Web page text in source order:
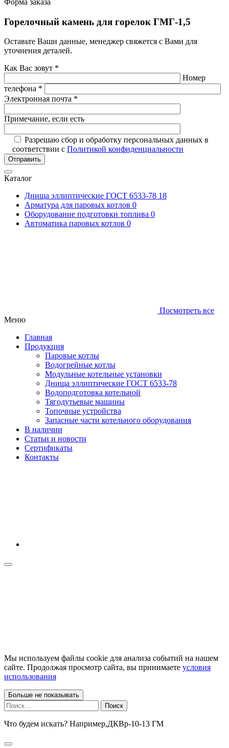
Горелочный камень для горелок ГМГ-1,5
Оставьте Ваши данные, менеджер свяжется с Вами для
уточнения деталей.
Как Вас зовут *
Номер
телефона *
Электронная почта *
Примечание, если есть
Разрешаю сбор и обработку персональных данных в
соответствии с Политикой конфиденциальности
Отправить
Каталог
Днища эллиптические ГОСТ 6533-78 18
Арматура для паровых котлов 0
Оборудование подготовки топлива 0
Автоматика паровых котлов 0
Посмотреть все
Меню
Главная
Продукция
Паровые котлы
Водогрейные котлы
Модульные котельные установки
Днища эллиптические ГОСТ 6533-78
Водоподготовка котельной
Тягодутьевые машины
Топочные устройства
Запасные части котельного оборудования
В наличии
Статьи и новости
Сертификаты
Контакты
Мы используем файлы cookie для анализа событий на нашем
сайте. Продолжая просмотр сайта, вы принимаете условия
использования
Больше не показывать
Найти:
Что будем искать? Например,ДКВр-10-13 ГМ